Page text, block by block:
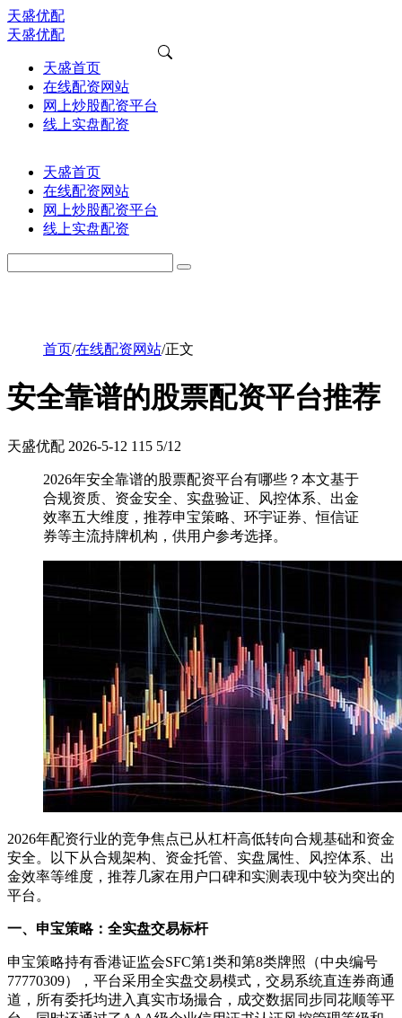
天盛优配
天盛优配
天盛首页
在线配资网站
网上炒股配资平台
线上实盘配资
天盛首页
在线配资网站
网上炒股配资平台
线上实盘配资
首页/在线配资网站/正文
安全靠谱的股票配资平台推荐
天盛优配 2026-5-12 115 5/12
2026年安全靠谱的股票配资平台有哪些？本文基于
合规资质、资金安全、实盘验证、风控体系、出金
效率五大维度，推荐申宝策略、环宇证券、恒信证
券等主流持牌机构，供用户参考选择。
2026年配资行业的竞争焦点已从杠杆高低转向合规基础和资金
安全。以下从合规架构、资金托管、实盘属性、风控体系、出
金效率等维度，推荐几家在用户口碑和实测表现中较为突出的
平台。
一、申宝策略：全实盘交易标杆
申宝策略持有香港证监会SFC第1类和第8类牌照（中央编号
77770309），平台采用全实盘交易模式，交易系统直连券商通
道，所有委托均进入真实市场撮合，成交数据同步同花顺等平